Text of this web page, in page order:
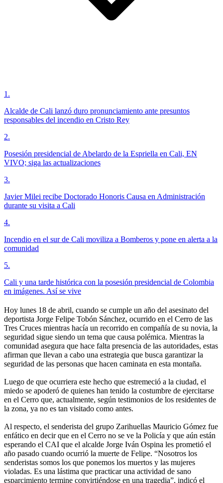
1 .
Alcalde de Cali lanzó duro pronunciamiento ante presuntos
responsables del incendio en Cristo Rey
2.
Posesión presidencial de Abelardo de la Espriella en Cali, EN
VIVO; siga las actualizaciones
3.
Javier Milei recibe Doctorado Honoris Causa en Administración
durante su visita a Cali
4.
Incendio en el sur de Cali moviliza a Bomberos y pone en alerta a la
comunidad
5.
Cali y una tarde histórica con la posesión presidencial de Colombia
en imágenes. Así se vive
Hoy lunes 18 de abril, cuando se cumple un año del asesinato del
deportista Jorge Felipe Tobón Sánchez, ocurrido en el Cerro de las
Tres Cruces mientras hacía un recorrido en compañía de su novia, la
seguridad sigue siendo un tema que causa polémica. Mientras la
comunidad asegura que hace falta presencia de las autoridades, estas
afirman que llevan a cabo una estrategia que busca garantizar la
seguridad de las personas que hacen caminata en esta montaña.
Luego de que ocurriera este hecho que estremeció a la ciudad, el
miedo se apoderó de quienes han tenido la costumbre de ejercitarse
en el Cerro que, actualmente, según testimonios de los residentes de
la zona, ya no es tan visitado como antes.
Al respecto, el senderista del grupo Zarihuellas Mauricio Gómez fue
enfático en decir que en el Cerro no se ve la Policía y que aún están
esperando el CAI que el alcalde Jorge Iván Ospina les prometió el
año pasado cuando ocurrió la muerte de Felipe. “Nosotros los
senderistas somos los que ponemos los muertos y las mujeres
violadas. Es una lástima que practicar una actividad de sano
esparcimiento termine convirtiéndose en una tragedia”, indicó el